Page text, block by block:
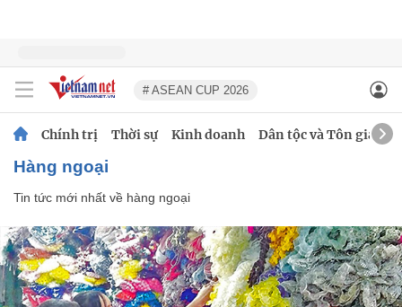
# ASEAN CUP 2026
Chính trị Thời sự Kinh doanh Dân tộc và Tôn giáo
hàng ngoại
Tin tức mới nhất về hàng ngoại